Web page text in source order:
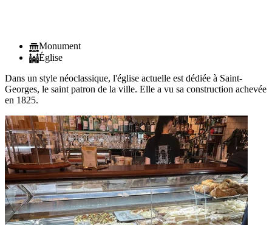
Monument
Église
Dans un style néoclassique, l'église actuelle est dédiée à Saint-
Georges, le saint patron de la ville. Elle a vu sa construction achevée
en 1825.